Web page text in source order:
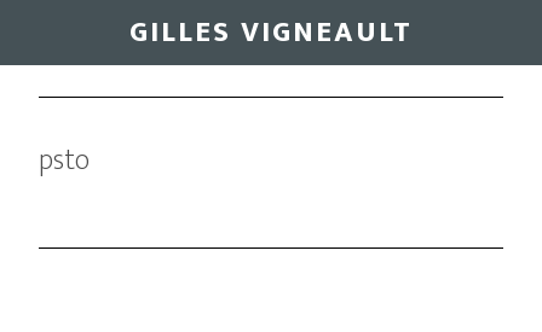
main
content
GILLES VIGNEAULT
psto